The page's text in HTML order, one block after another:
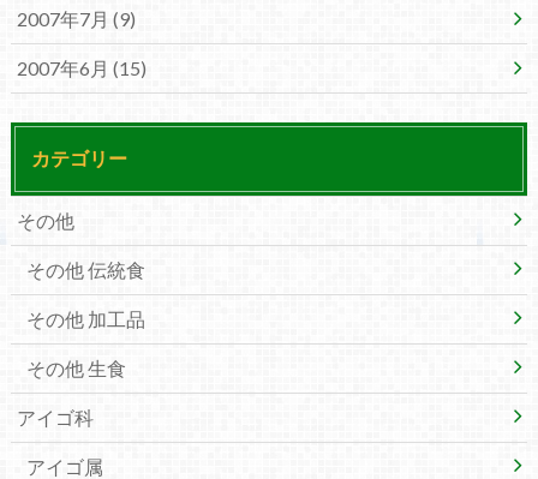
2007年7月 (9)
2007年6月 (15)
カテゴリー
その他
その他 伝統食
その他 加工品
その他 生食
アイゴ科
アイゴ属